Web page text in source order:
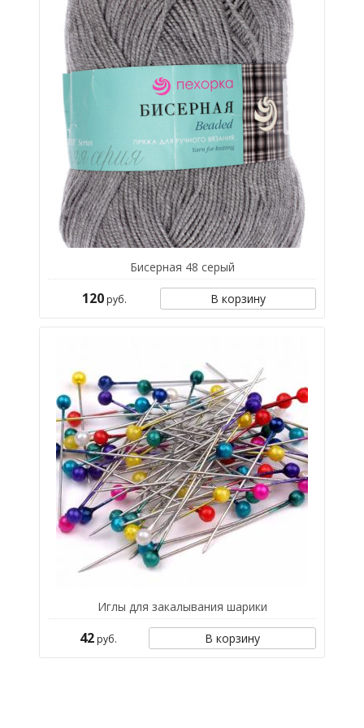
Бисерная 48 серый
120руб. В корзину
Иглы для закалывания шарики
42 руб. В корзину